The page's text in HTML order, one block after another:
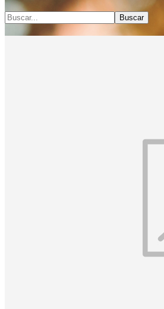
El “susurro” del Espíritu Santo
Buscar